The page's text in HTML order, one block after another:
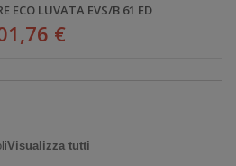
ECO LUVATA EVS/B 61 ED
€
Visualizza tutti